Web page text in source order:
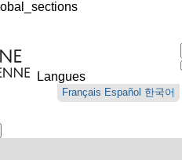
Langues
Français Español 한국어